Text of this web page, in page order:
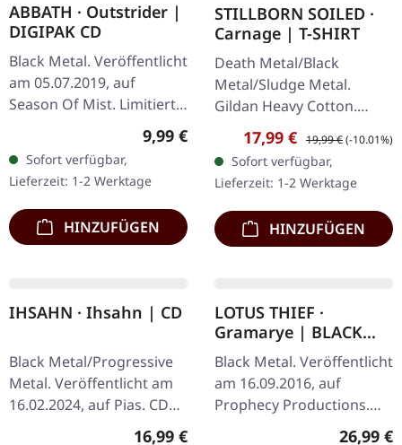
ABBATH · Outstrider |
DIGIPAK CD
Black Metal. Veröffentlicht
am 05.07.2019, auf
Season Of Mist. Limitierte
Erstauflage im DigiPak.
"Outstrider" entfesselte,
bewies…
Regulärer Preis:
9,99 €
Sofort verfügbar,
Lieferzeit: 1-2 Werktage
HINZUFÜGEN
STILLBORN SOILED ·
Carnage | T-SHIRT
Death Metal/Black
Metal/Sludge Metal.
Gildan Heavy Cotton.
100% Baumwolle.
Verkaufspreis:
17,99 € Regulärer Preis:
19,99 €(-10.01%)
Sofort verfügbar,
Lieferzeit: 1-2 Werktage
HINZUFÜGEN